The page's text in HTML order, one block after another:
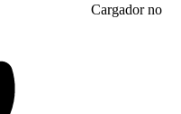
Cargador no